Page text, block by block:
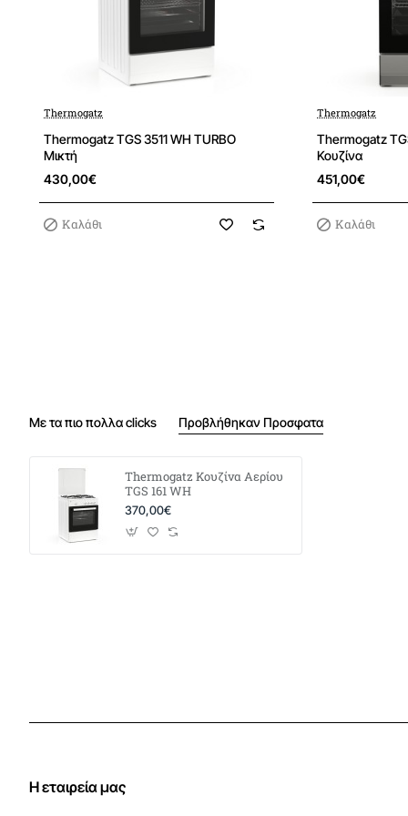
Thermogatz
Thermogatz TGS 3511 WH TURBO
Μικτή
430,00€
Καλάθι
Thermogatz
Thermogatz
Κουζίνα
451,00€
Καλάθι
Με τα πιο πολλα clicks Προβλήθηκαν Προσφατα
Thermogatz Κουζίνα Αερίου
TGS 161 WH
370,00€
Η εταιρεία μας